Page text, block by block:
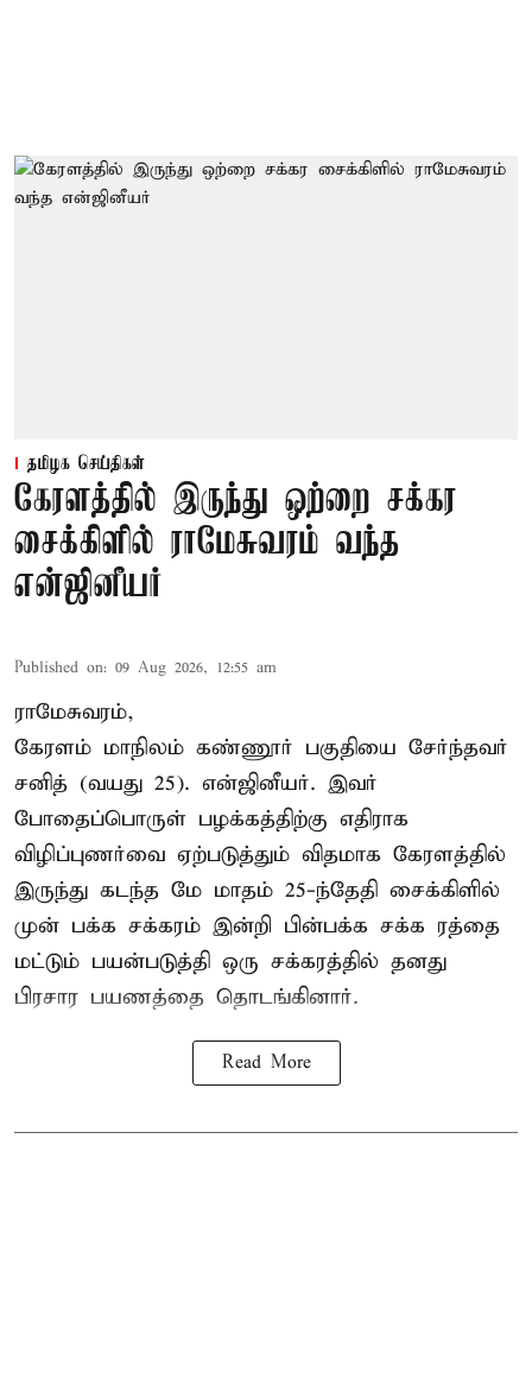
தமிழக செய்திகள்
கேரளத்தில் இருந்து ஒற்றை சக்கர
சைக்கிளில் ராமேசுவரம் வந்த
என்ஜினீயர்
Published on: 09 Aug 2026, 12:55 am
ராமேசுவரம்,
கேரளம் மாநிலம் கண்ணூர் பகுதியை சேர்ந்தவர்
சனித் (வயது 25). என்ஜினீயர். இவர்
போதைப்பொருள் பழக்கத்திற்கு எதிராக
விழிப்புணர்வை ஏற்படுத்தும் விதமாக கேரளத்தில்
இருந்து கடந்த மே மாதம் 25-ந்தேதி சைக்கிளில்
முன் பக்க சக்கரம் இன்றி பின்பக்க சக்க ரத்தை
மட்டும் பயன்படுத்தி ஒரு சக்கரத்தில் தனது
பிரசார பயணத்தை தொடங்கினார்.
Read More